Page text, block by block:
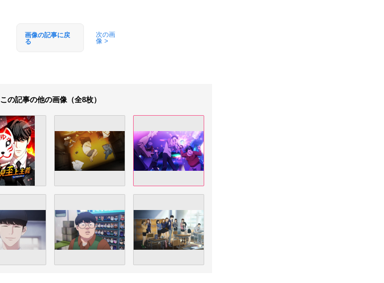
画像の記事に戻
る
次の画
像 >
この記事の他の画像（全8枚）